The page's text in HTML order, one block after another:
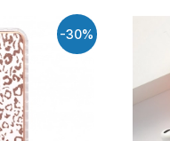
-30%